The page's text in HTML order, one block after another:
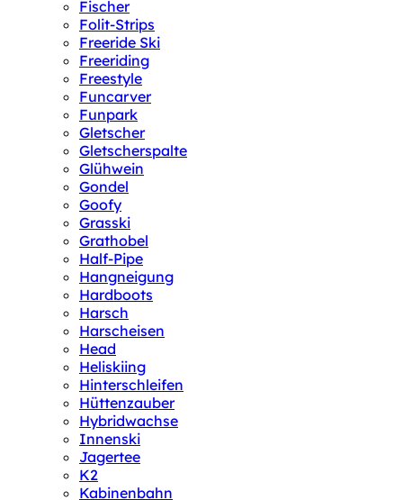
Fischer
Folit-Strips
Freeride Ski
Freeriding
Freestyle
Funcarver
Funpark
Gletscher
Gletscherspalte
Glühwein
Gondel
Goofy
Grasski
Grathobel
Half-Pipe
Hangneigung
Hardboots
Harsch
Harscheisen
Head
Heliskiing
Hinterschleifen
Hüttenzauber
Hybridwachse
Innenski
Jagertee
K2
Kabinenbahn